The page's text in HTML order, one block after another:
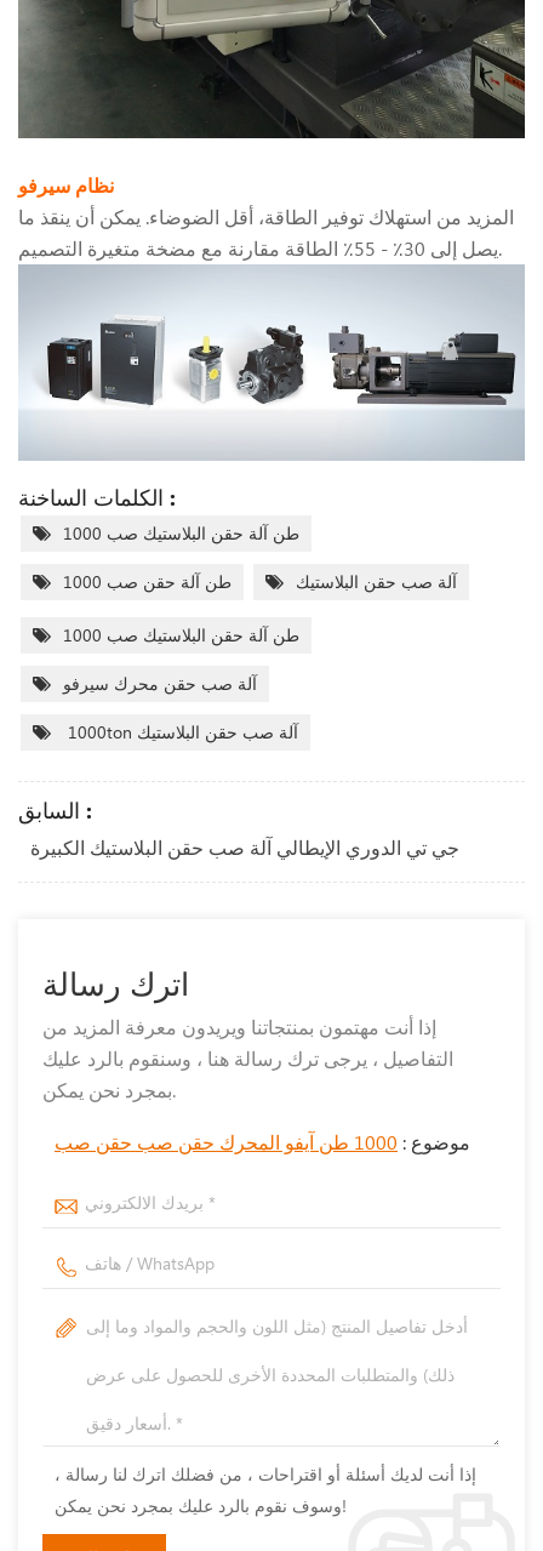
نظام سيرفو
المزيد من استهلاك توفير الطاقة، أقل الضوضاء. يمكن أن ينقذ ما
يصل إلى 30٪ - 55٪ الطاقة مقارنة مع مضخة متغيرة التصميم.
الكلمات الساخنة :
1000 طن آلة حقن البلاستيك صب
1000 طن آلة حقن صب آلة صب حقن البلاستيك
1000 طن آلة حقن البلاستيك صب
آلة صب حقن محرك سيرفو
1000ton آلة صب حقن البلاستيك
السابق :
جي تي الدوري الإيطالي آلة صب حقن البلاستيك الكبيرة
اترك رسالة
إذا أنت مهتمون بمنتجاتنا ويريدون معرفة المزيد من
التفاصيل ، يرجى ترك رسالة هنا ، وسنقوم بالرد عليك
بمجرد نحن يمكن.
موضوع : 1000 طن آيفو المحرك حقن صب حقن صب
إذا أنت لديك أسئلة أو اقتراحات ، من فضلك اترك لنا رسالة ،
وسوف نقوم بالرد عليك بمجرد نحن يمكن!